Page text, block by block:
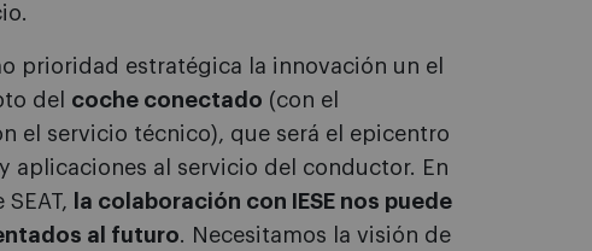
prioridad estratégica la innovación un el
del coche conectado (con el
el servicio técnico), que será el epicentro
aplicaciones al servicio del conductor. En
la colaboración con IESE nos puede
al futuro. Necesitamos la visión de